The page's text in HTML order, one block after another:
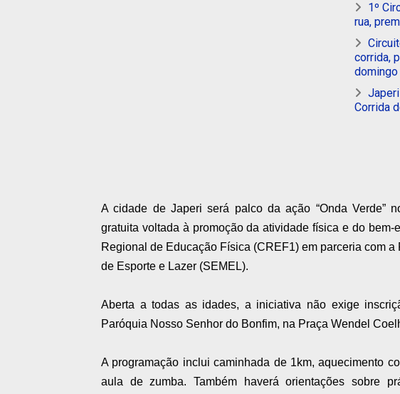
1º
rua,
corrida,
domingo
Corrida
A cidade de Japeri será palco da ação “Onda Verde”
gratuita voltada à promoção da atividade física e do
Regional de Educação Física (CREF1) em parceria com
de Esporte e Lazer (SEMEL).
Aberta a todas as idades, a iniciativa não exige
Paróquia Nosso Senhor do Bonfim, na Praça Wendel
A programação inclui caminhada de 1km, aquecimento
aula de zumba. Também haverá orientações sobre